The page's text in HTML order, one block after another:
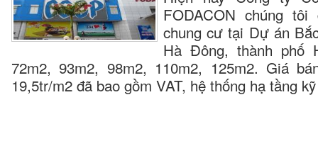
FODACON chúng
chung cư tại Dự án
Hà Đông, thành phố
72m2, 93m2, 98m2, 110m2, 125m2. Giá
19,5tr/m2 đã bao gồm VAT, hệ thống hạ tầng